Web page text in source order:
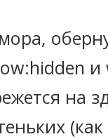
и
на